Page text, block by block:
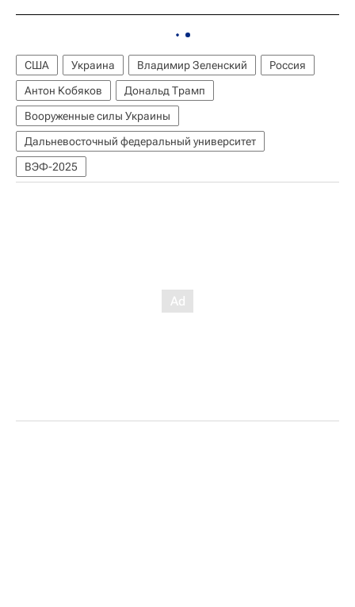
США Украина Владимир Зеленский
Россия
Антон Кобяков
Дональд Трамп
Вооруженные силы Украины
Дальневосточный федеральный университет
ВЭФ-2025